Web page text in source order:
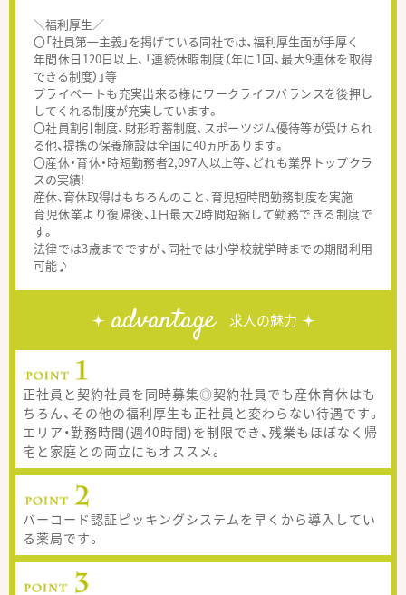
＼福利厚生／
〇「社員第一主義」を掲げている同社では、福利厚生面が手厚く
年間休日120日以上、「連続休暇制度（年に1回、最大9連休を取得
できる制度）」等
プライベートも充実出来る様にワークライフバランスを後押し
してくれる制度が充実しています。
〇社員割引制度、財形貯蓄制度、スポーツジム優待等が受けられ
る他、提携の保養施設は全国に40ヵ所あります。
〇産休・育休・時短勤務者2,097人以上等、どれも業界トップクラ
スの実績!
産休、育休取得はもちろんのこと、育児短時間勤務制度を実施
育児休業より復帰後、1日最大2時間短縮して勤務できる制度で
す。
法律では3歳までですが、同社では小学校就学時までの期間利用
可能♪
advantage 求人の魅力
正社員と契約社員を同時募集◎契約社員でも産休育休はも
ちろん、その他の福利厚生も正社員と変わらない待遇です。
エリア・勤務時間(週40時間)を制限でき、残業もほぼなく帰
宅と家庭との両立にもオススメ。
バーコード認証ピッキングシステムを早くから導入してい
る薬局です。